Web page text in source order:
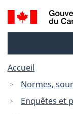
Recherche
et
Accueil
Normes,
Enquêtes et